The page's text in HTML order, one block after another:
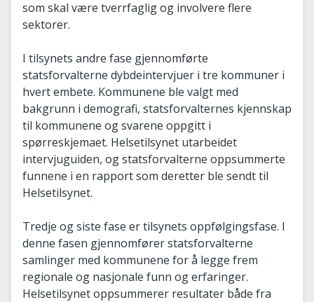
som skal være tverrfaglig og involvere flere
sektorer.
I tilsynets andre fase gjennomførte
statsforvalterne dybdeintervjuer i tre kommuner i
hvert embete. Kommunene ble valgt med
bakgrunn i demografi, statsforvalternes kjennskap
til kommunene og svarene oppgitt i
spørreskjemaet. Helsetilsynet utarbeidet
intervjuguiden, og statsforvalterne oppsummerte
funnene i en rapport som deretter ble sendt til
Helsetilsynet.
Tredje og siste fase er tilsynets oppfølgingsfase. I
denne fasen gjennomfører statsforvalterne
samlinger med kommunene for å legge frem
regionale og nasjonale funn og erfaringer.
Helsetilsynet oppsummerer resultater både fra